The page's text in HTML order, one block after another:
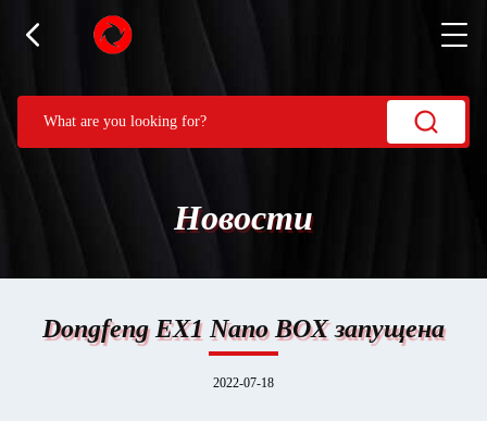
Новости
Dongfeng EX1 Nano BOX запущена
2022-07-18